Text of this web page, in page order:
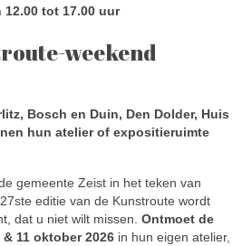
12.00 tot 17.00 uur
weekend
Bosch en Duin, Den Dolder, Huis
hun atelier of expositieruimte
gemeente Zeist in het teken van
editie van de Kunstroute wordt
dat u niet wilt missen. Ontmoet de
11 oktober 2026 in hun eigen atelier,